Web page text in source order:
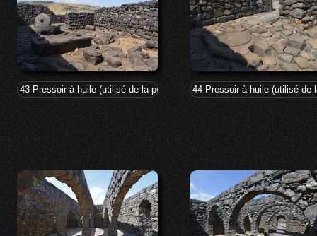
43 Pressoir à huile (utilisé de la période talmudique au 17°s.)
44 Pressoir à huile (utilisé de